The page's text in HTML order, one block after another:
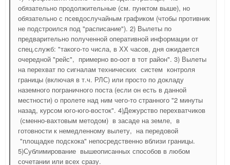
обязательно продолжительные (см. пунктом выше), но
обязательно с псевдослучайным графиком (чтобы противник
не подстроился под "расписание"). 2) Вылеты по
предварительно полученной оперативной информации от
спец.служб: "такого-то числа, в ХХ часов, дня ожидается
очередной "рейс", примерно во-оот в тот район". 3) Вылеты
на перехват по сигналам технических систем контроля
границы (включая в т.ч. РЛС) или просто по докладу
наземного пограничного поста (если он есть в данной
местности) о пролете над ним чего-то странного "2 минуты
назад, курсом юго-юго-восток". 4)Дежурство перехватчиков
(сменно-вахтовым методом) в засаде на земле, в
готовности к немедленному вылету, на передовой
"площадке подскока" непосредственно вблизи границы.
5)Сублимирование вышеописанных способов в любом
сочетании или всех сразу.